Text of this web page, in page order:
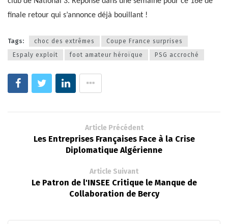
finale retour qui s’annonce déjà bouillant !
Tags: choc des extrêmes
Coupe France surprises
Espaly exploit
foot amateur héroïque PSG accroché
Article Précédent
Les Entreprises Françaises Face à la Crise
Diplomatique Algérienne
Article Suivant
Le Patron de l'INSEE Critique le Manque de
Collaboration de Bercy